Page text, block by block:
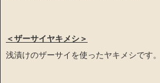
＜ザーサイヤキメシ＞
浅漬けのザーサイを使ったヤキメシです。